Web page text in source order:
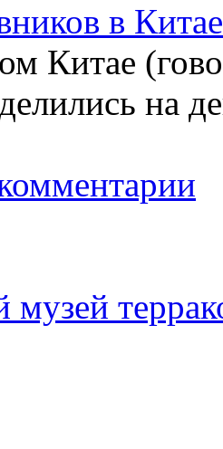
в Китае
Китае
на
музей